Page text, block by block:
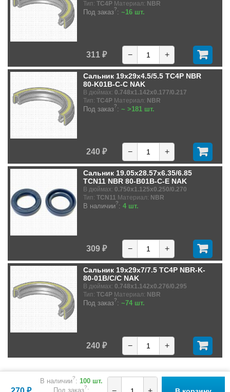
В наличии?: 100 шт.
Под заказ?:
Тип: TC4P Материал: NBR
Под заказ?: ~16 шт.
311 ₽ − +
Сальник 19x29x4.5/5.5 TC4P NBR
80-K01B-C-C NAK
В дюймах: 0.748x1.142x0.177/0.217
Тип: TC4P Материал: NBR
Под заказ?: ~ >181 шт.
240 ₽ − +
Сальник 19.05x28.57x6.35/6.85
TCN11 NBR 80-B01B-C-E NAK
В дюймах: 0.750x1.125x0.250/0.270
Тип: TCN11 Материал: NBR
В наличии?: 4 шт.
309 ₽ − +
Сальник 19x29x7/7.5 TC4P NBR-K-
80-01B/C/C NAK
В дюймах: 0.748x1.142x0.276/0.295
Тип: TC4P Материал: NBR
Под заказ?: ~74 шт.
240 ₽ − +